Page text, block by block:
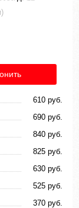
610 руб.
690 руб.
840 руб.
825 руб.
630 руб.
525 руб.
370 руб.